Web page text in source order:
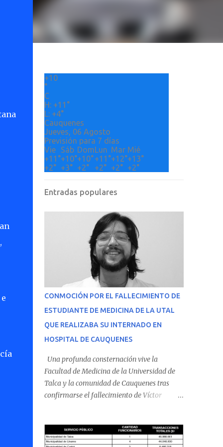
+10
°
C
H: +11°
L: +4°
Cauquenes
Jueves, 06 Agosto
Previsión para 7 días
Vie
Sáb DomLun Mar Mié
+11°+10°+10°+11°+12°+13°
+2° +3° +2° +2° +2° +2°
Entradas populares
CONMOCIÓN POR EL FALLECIMIENTO DE
ESTUDIANTE DE MEDICINA DE LA UTAL
QUE REALIZABA SU INTERNADO EN
HOSPITAL DE CAUQUENES
Una profunda consternación vive la
Facultad de Medicina de la Universidad de
Talca y la comunidad de Cauquenes tras
confirmarse el fallecimiento de Víctor
Cauquenes. De acuerdo con los antecedentes
conocidos, el joven se presentó a cumplir su